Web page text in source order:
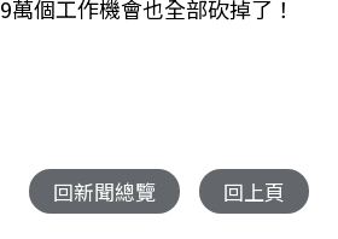
9萬個工作機會也全部砍掉了！
回新聞總覽 回上頁